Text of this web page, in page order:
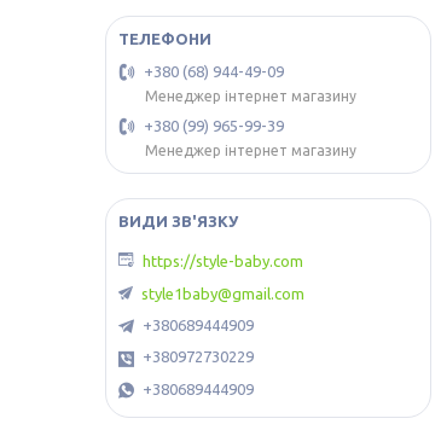
+380 (68) 944-49-09
Менеджер інтернет магазину
+380 (99) 965-99-39
Менеджер інтернет магазину
https://style-baby.com
style1baby@gmail.com
+380689444909
+380972730229
+380689444909